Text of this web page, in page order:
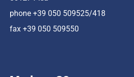
phone +39 050 509525/418
fax +39 050 509550